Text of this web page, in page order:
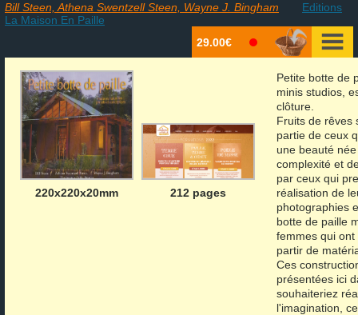
Bill Steen, Athena Swentzell Steen, Wayne J. Bingham
Editions
La Maison En Paille
29.00€
220x220x20mm 212 pages
Petite botte de
minis studios,
clôture.
Fruits de rêves
partie de ceux
une beauté
complexité et
par ceux qui
réalisation de
photographies
botte de paille
femmes qui
partir de
Ces
présentées ici
souhaiteriez
l'imagination,